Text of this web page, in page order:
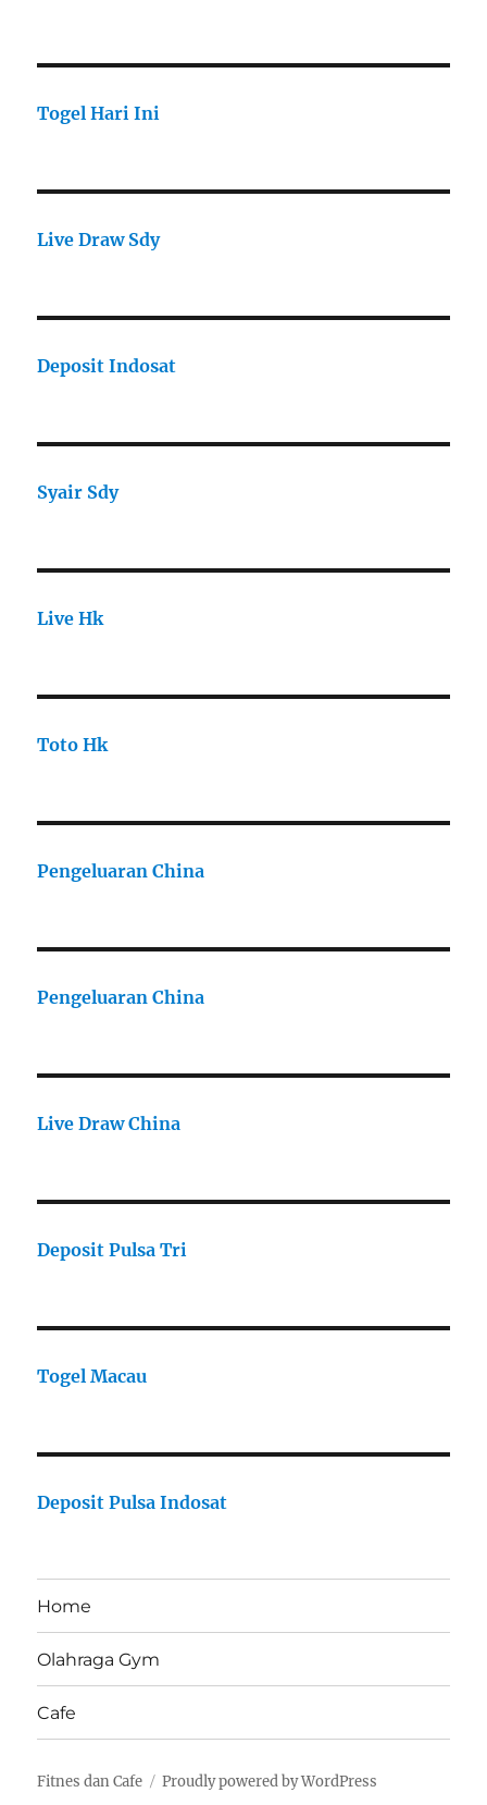
Togel Hari Ini
Live Draw Sdy
Deposit Indosat
Syair Sdy
Live Hk
Toto Hk
Pengeluaran China
Pengeluaran China
Live Draw China
Deposit Pulsa Tri
Togel Macau
Deposit Pulsa Indosat
Home
Olahraga Gym
Cafe
Fitnes dan Cafe Proudly powered by WordPress